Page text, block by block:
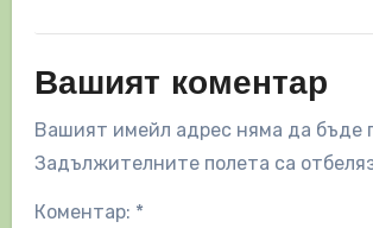
Вашият коментар
Вашият имейл адрес няма да бъде
Задължителните полета са
Коментар: *